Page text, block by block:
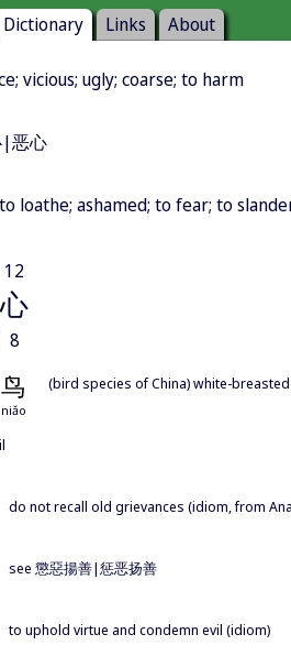
Dictionary Links About
vicious; ugly; coarse; to harm
|恶心
loathe; ashamed; to fear; to
12
心
8
鸟
niǎo
(bird species of China) white-
do not recall old grievances (idiom, from
see 懲惡揚善|惩恶扬善
to uphold virtue and condemn evil (idiom)